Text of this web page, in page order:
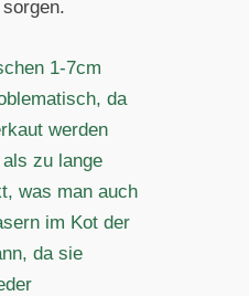
1-7cm
da
werden
zu lange
was man auch
im Kot der
da sie